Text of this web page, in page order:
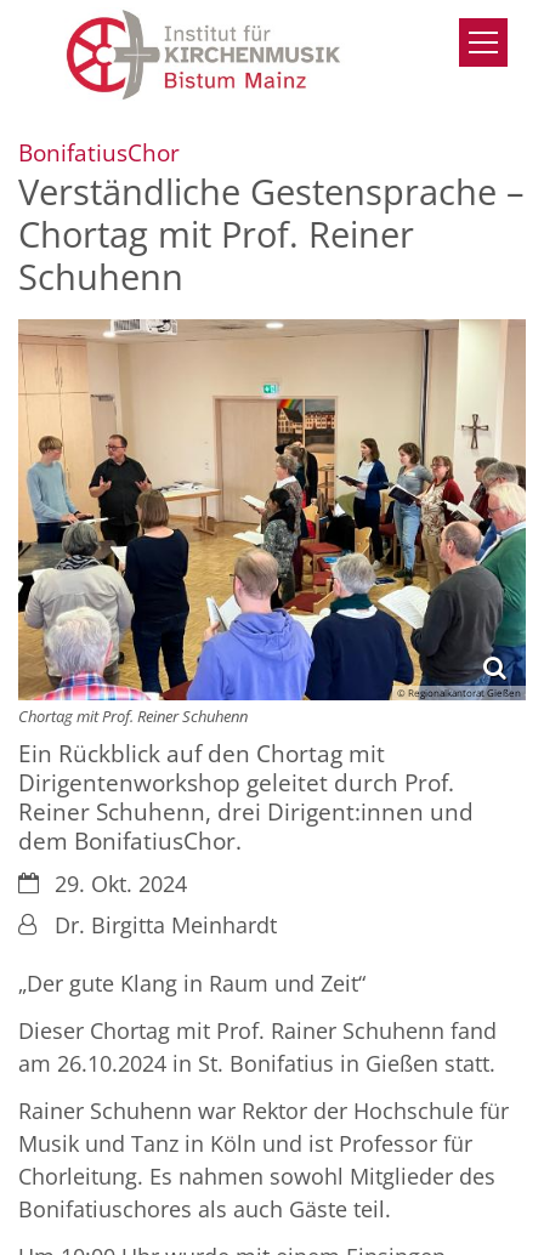
Zum Inhalt springen
BonifatiusChor:
Verständliche Gestensprache –
Chortag mit Prof. Reiner
Schuhenn
© Regionalkantorat Gießen
Chortag mit Prof. Reiner Schuhenn
Ein Rückblick auf den Chortag mit
Dirigentenworkshop geleitet durch Prof.
Reiner Schuhenn, drei Dirigent:innen und
dem BonifatiusChor.
Datum:29. Okt. 2024
Von:Dr. Birgitta Meinhardt
„Der gute Klang in Raum und Zeit“
Dieser Chortag mit Prof. Rainer Schuhenn fand
am 26.10.2024 in St. Bonifatius in Gießen statt.
Rainer Schuhenn war Rektor der Hochschule für
Musik und Tanz in Köln und ist Professor für
Chorleitung. Es nahmen sowohl Mitglieder des
Bonifatiuschores als auch Gäste teil.